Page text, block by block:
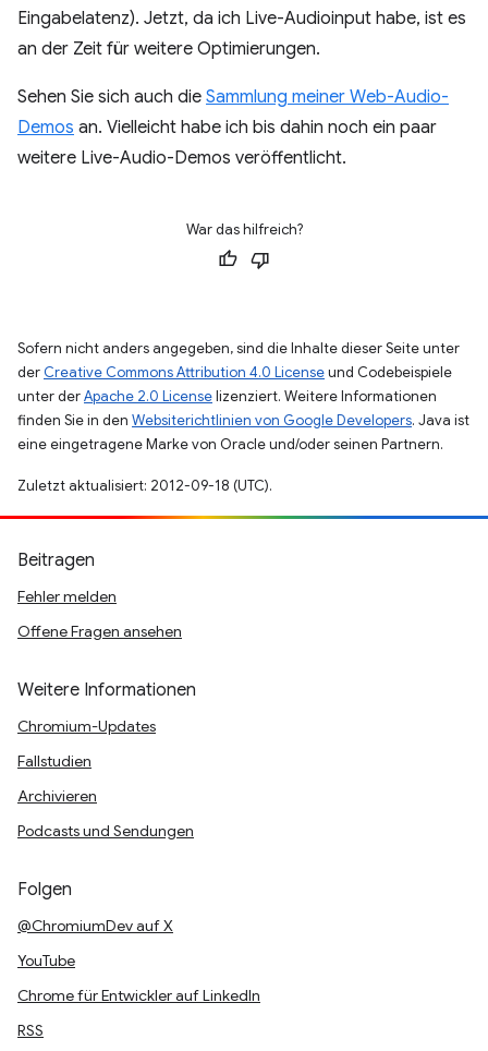
Eingabelatenz). Jetzt, da ich Live-Audioinput habe, ist es
an der Zeit für weitere Optimierungen.
Sehen Sie sich auch die Sammlung meiner Web-Audio-
Demos an. Vielleicht habe ich bis dahin noch ein paar
weitere Live-Audio-Demos veröffentlicht.
War das hilfreich?
Sofern nicht anders angegeben, sind die Inhalte dieser Seite unter
der Creative Commons Attribution 4.0 Licenseund Codebeispiele
unter derApache 2.0 Licenselizenziert. Weitere Informationen
finden Sie in den Websiterichtlinien von Google Developers. Java ist
eine eingetragene Marke von Oracle und/oder seinen Partnern.
Zuletzt aktualisiert: 2012-09-18 (UTC).
Beitragen
Fehler melden
Offene Fragen ansehen
Weitere Informationen
Chromium-Updates
Fallstudien
Archivieren
Podcasts und Sendungen
Folgen
@ChromiumDev auf X
YouTube
Chrome für Entwickler auf LinkedIn
RSS